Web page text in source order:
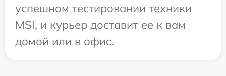
успешном тестировании техники
MSI, и курьер доставит ее к вам
домой или в офис.